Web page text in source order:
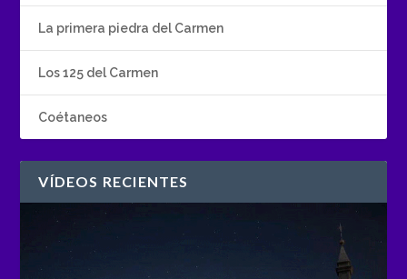
La primera piedra del Carmen
Los 125 del Carmen
Coétaneos
VÍDEOS RECIENTES